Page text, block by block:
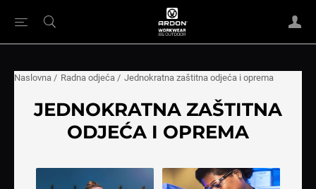
Naslovna / Radna odjeća / Jednokratna zaštitna odjeća i oprema
JEDNOKRATNA ZAŠTITNA
ODJEĆA I OPREMA